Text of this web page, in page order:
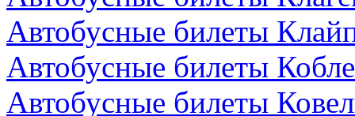
Автобусные билеты
Автобусные билеты
Автобусные билеты